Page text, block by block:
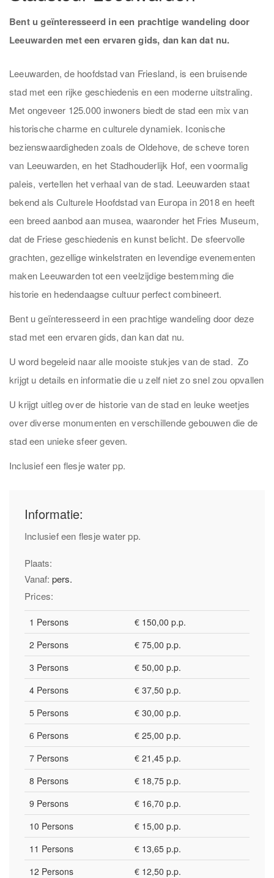
Bent u geïnteresseerd in een prachtige wandeling door
Leeuwarden met een ervaren gids, dan kan dat nu.
Leeuwarden, de hoofdstad van Friesland, is een bruisende
stad met een rijke geschiedenis en een moderne uitstraling.
Met ongeveer 125.000 inwoners biedt de stad een mix van
historische charme en culturele dynamiek. Iconische
bezienswaardigheden zoals de Oldehove, de scheve toren
van Leeuwarden, en het Stadhouderlijk Hof, een voormalig
paleis, vertellen het verhaal van de stad. Leeuwarden staat
bekend als Culturele Hoofdstad van Europa in 2018 en heeft
een breed aanbod aan musea, waaronder het Fries Museum,
dat de Friese geschiedenis en kunst belicht. De sfeervolle
grachten, gezellige winkelstraten en levendige evenementen
maken Leeuwarden tot een veelzijdige bestemming die
historie en hedendaagse cultuur perfect combineert.
Bent u geïnteresseerd in een prachtige wandeling door deze
stad met een ervaren gids, dan kan dat nu.
U word begeleid naar alle mooiste stukjes van de stad. Zo
krijgt u details en informatie die u zelf niet zo snel zou opvallen
U krijgt uitleg over de historie van de stad en leuke weetjes
over diverse monumenten en verschillende gebouwen die de
stad een unieke sfeer geven.
Inclusief een flesje water pp.
Informatie:
Inclusief een flesje water pp.
Plaats:
Vanaf: pers.
Prices:
1 Persons
€ 150,00 p.p.
2 Persons
€ 75,00 p.p.
3 Persons
€ 50,00 p.p.
4 Persons
€ 37,50 p.p.
5 Persons
€ 30,00 p.p.
6 Persons
€ 25,00 p.p.
7 Persons
€ 21,45 p.p.
8 Persons
€ 18,75 p.p.
9 Persons
€ 16,70 p.p.
10 Persons
€ 15,00 p.p.
11 Persons
€ 13,65 p.p.
12 Persons
€ 12,50 p.p.